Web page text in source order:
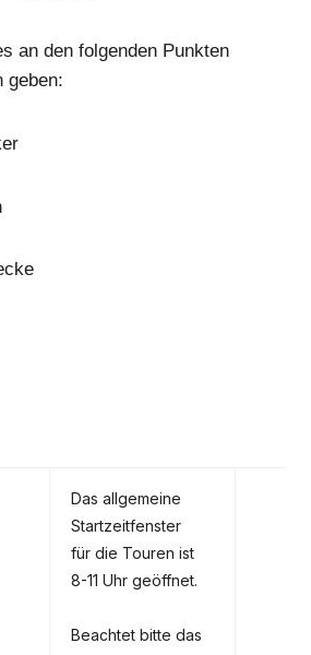
an den folgenden Punkten
geben:
Das allgemeine
Startzeitfenster
für die Touren ist
8-11 Uhr geöffnet.
Beachtet bitte das